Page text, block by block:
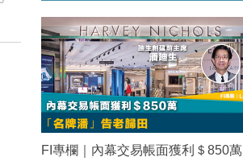
FI專欄｜內幕交易帳面獲利＄850萬